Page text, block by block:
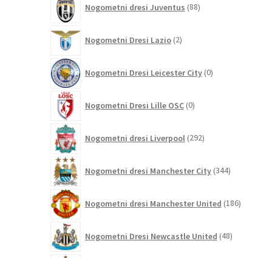
Nogometni dresi Juventus 88izdelkov
Nogometni Dresi Lazio 2izdelka
Nogometni Dresi Leicester City 0izdelkov
Nogometni Dresi Lille OSC 0izdelkov
Nogometni dresi Liverpool 292izdelkov
Nogometni dresi Manchester City 344izdelkov
Nogometni dresi Manchester United 186izdelkov
Nogometni Dresi Newcastle United 48izdelkov